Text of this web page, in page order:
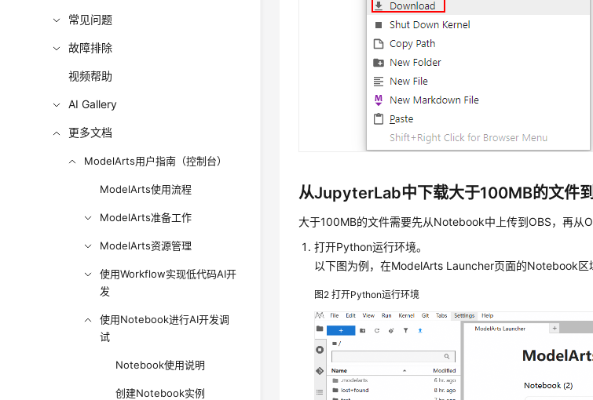
常见问题
故障排除
视频帮助
AI Gallery
更多文档
ModelArts用户指南（控制台）
ModelArts使用流程
ModelArts准备工作
ModelArts资源管理
使用Workflow实现低代码AI开
发
使用Notebook进行AI开发调
试
Notebook使用说明
创建Notebook实例
从JupyterLab中下载大于100MB的文件
大于100MB的文件需要先从Notebook中上传到OBS，再从
打开Python运行环境。
以下图为例，在ModelArts Launcher页面的Notebook区
图2打开Python运行环境